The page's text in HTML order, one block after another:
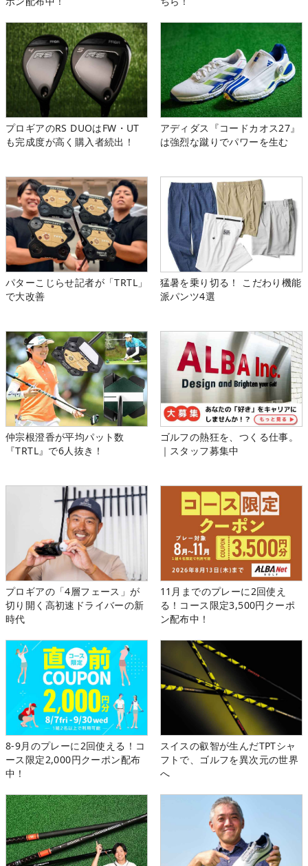
プロギアのRS DUOはFW・UT
も完成度が高く購入者続出！
アディダス『コードカオス27』
は強烈な蹴りでパワーを生む
パターこじらせ記者が「TRTL」
で大改善
猛暑を乗り切る！ こだわり機能
派パンツ4選
仲宗根澄香が平均パット数
『TRTL』で6人抜き！
ゴルフの熱狂を、つくる仕事。
｜スタッフ募集中
プロギアの「4層フェース」が
切り開く高初速ドライバーの新
時代
11月までのプレーに2回使え
る！コース限定3,500円クーポ
ン配布中！
8-9月のプレーに2回使える！コ
ース限定2,000円クーポン配布
中！
スイスの叡智が生んだTPTシャ
フトで、ゴルフを異次元の世界
へ